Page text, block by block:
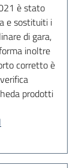
è stato
e sostituiti i
di gara,
inoltre
corretto è
prodotti